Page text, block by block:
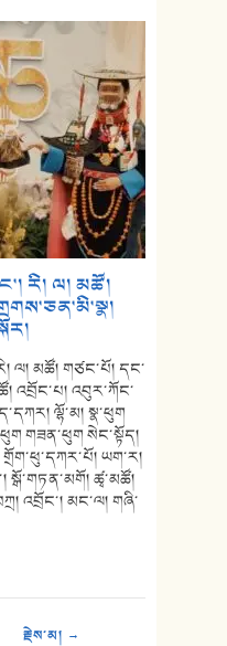
རི། ལ། མཚོ།
ལ། མཚོ། གཙང་པོ། དང་
འབྲོང་པ། འབུར་ཀོང་
ལྷོ་མ། སྣ་ཕུག
གཟན་ཕུག སེང་སྟོད།
ཡག་ར།
སྒོ་གཏན་མགོ། ཚྭ་མཚོ།
འབྲོང་། མང་ལ། གཞི་
རྗེས་མ། →